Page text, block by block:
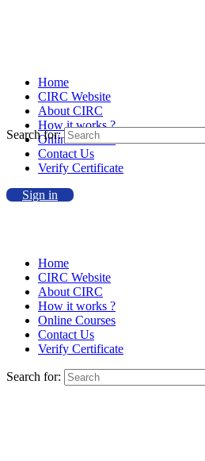
Home
CIRC Website
About CIRC
How it works ?
Online Courses
Contact Us
Verify Certificate
Sign in
Search for:
Home
CIRC Website
About CIRC
How it works ?
Online Courses
Contact Us
Verify Certificate
Search for: